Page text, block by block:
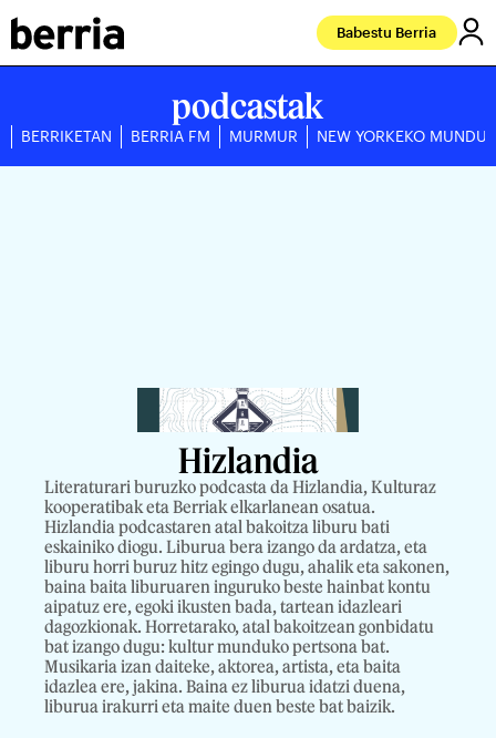
Babestu Berria
podcastak
BERRIKETAN BERRIA FM MURMUR NEW YORKEKO
Hizlandia
Literaturari buruzko podcasta da Hizlandia, Kulturaz
kooperatibak eta Berriak elkarlanean osatua.
Hizlandia podcastaren atal bakoitza liburu bati
eskainiko diogu. Liburua bera izango da ardatza, eta
liburu horri buruz hitz egingo dugu, ahalik eta sakonen,
baina baita liburuaren inguruko beste hainbat kontu
aipatuz ere, egoki ikusten bada, tartean idazleari
dagozkionak. Horretarako, atal bakoitzean gonbidatu
bat izango dugu: kultur munduko pertsona bat.
Musikaria izan daiteke, aktorea, artista, eta baita
idazlea ere, jakina. Baina ez liburua idatzi duena,
liburua irakurri eta maite duen beste bat baizik.